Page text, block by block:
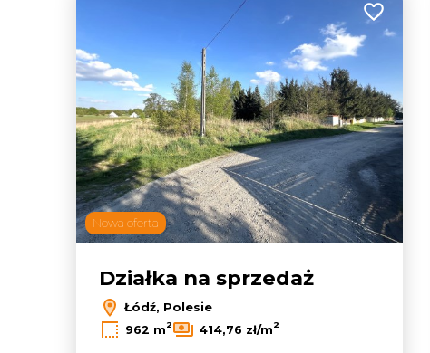
Nowa oferta
Dodaj do
Działka na sprzedaż
Łódź, Polesie
962 m2 414,76 zł/m2